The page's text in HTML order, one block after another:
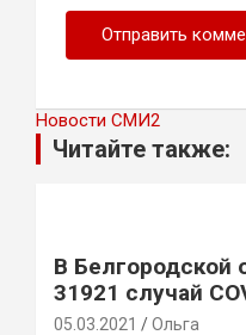
Новости СМИ2
Читайте также:
В Белгородской
31921 случай
05.03.2021 Ольга